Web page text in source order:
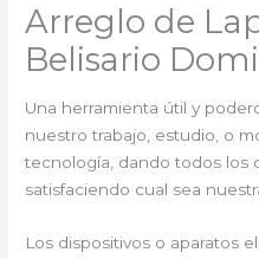
Arreglo de
Belisario
Una herramienta útil y
nuestro trabajo, estudio, o
tecnología, dando todos los
satisfaciendo cual sea
Los dispositivos o aparatos